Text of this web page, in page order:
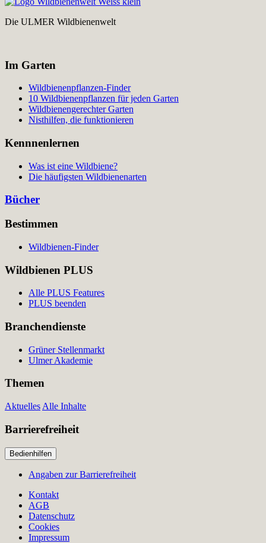
Die ULMER Wildbienenwelt
Im Garten
Wildbienenpflanzen-Finder
10 Wildbienenpflanzen für jeden Garten
Wildbienengerechter Garten
Nisthilfen, die funktionieren
Kennnenlernen
Was ist eine Wildbiene?
Die häufigsten Wildbienenarten
Bücher
Bestimmen
Wildbienen-Finder
Wildbienen PLUS
Alle PLUS Features
PLUS beenden
Branchendienste
Grüner Stellenmarkt
Ulmer Akademie
Themen
Aktuelles Alle Inhalte
Barrierefreiheit
Bedienhilfen
Angaben zur Barrierefreiheit
Kontakt
AGB
Datenschutz
Cookies
Impressum